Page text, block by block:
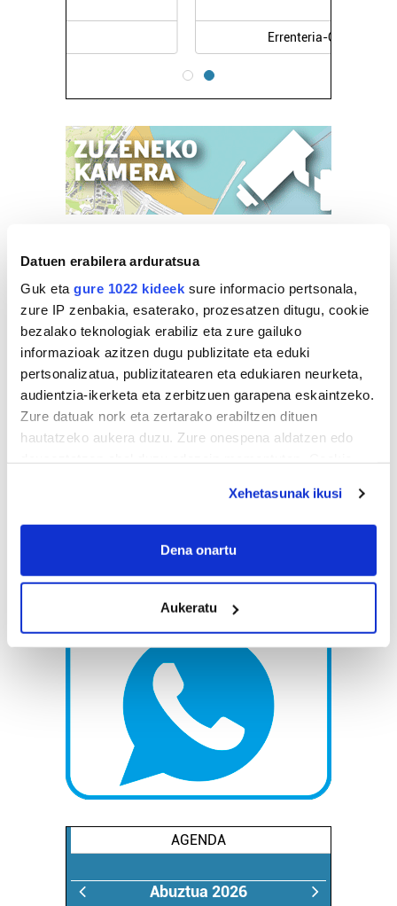
Datuen erabilera arduratsua
Guk eta gure 1022 kideek sure informacio pertsonala,
zure IP zenbakia, esaterako, prozesatzen ditugu, cookie
bezalako teknologiak erabiliz eta zure gailuko
informazioak azitzen dugu publizitate eta eduki
pertsonalizatua, publizitatearen eta edukiaren neurketa,
audientzia-ikerketa eta zerbitzuen garapena eskaintzeko.
Zure datuak nork eta zertarako erabiltzen dituen
hautatzeko aukera duzu. Zure onespena aldatzen edo
If you allow, we would also like to:
Collect information about your geographical
Identify your device by actively scanning it for
specific characteristics (fingerprinting)
Find out more about how your personal data is processed
and set your preferences in the
details section
Guk eta gure bazkideek zure datu pertsonalak
prozesatzen ditugu, zure IP zenbakia, besteak beste,
teknologia erabiliz, cookieak adibidez, iragarki eta eduki
pertsonalizatuak eskaintzeko, iragarkiak eta edukia
produktuak garatzeko. Zure datuak nork eta zertarako
erabiltzen dituen hauta dezakezu.
Bazkide batzuek ez dizute baimenik eskatzen, eta beren
Xehetasunak ikusi
Dena onartu
Aukeratu
AGENDA
Abuztua 2026